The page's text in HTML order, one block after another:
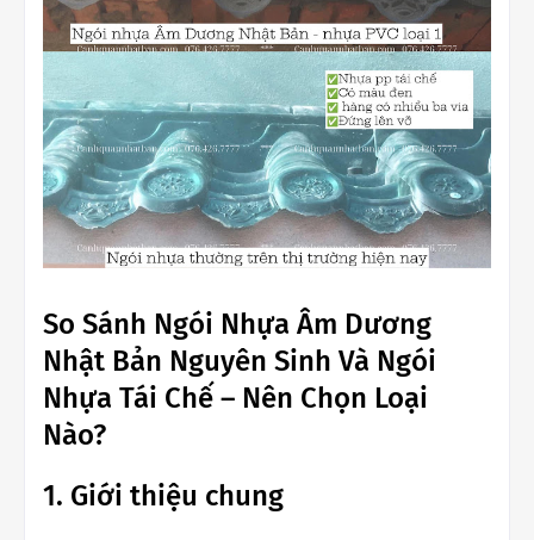
So Sánh Ngói Nhựa Âm Dương
Nhật Bản Nguyên Sinh Và Ngói
Nhựa Tái Chế – Nên Chọn Loại
Nào?
1. Giới thiệu chung